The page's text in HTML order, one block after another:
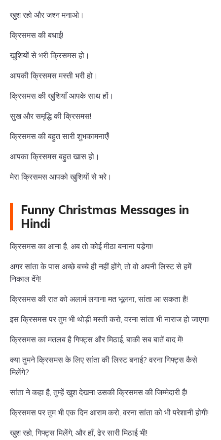
खुश रहो और जश्न मनाओ।
क्रिसमस की बधाई!
खुशियों से भरी क्रिसमस हो।
आपकी क्रिसमस मस्ती भरी हो।
क्रिसमस की खुशियाँ आपके साथ हों।
सुख और समृद्धि की क्रिसमस!
क्रिसमस की बहुत सारी शुभकामनाएँ!
आपका क्रिसमस बहुत खास हो।
मेरा क्रिसमस आपको खुशियों से भरे।
Funny Christmas Messages in
Hindi
क्रिसमस का आना है, अब तो कोई मीठा बनाना पडे़गा!
अगर सांता के पास अच्छे बच्चे ही नहीं होंगे, तो वो अपनी लिस्ट से हमें
निकाल देंगे!
क्रिसमस की रात को अलार्म लगाना मत भूलना, सांता आ सकता है!
इस क्रिसमस पर तुम भी थोड़ी मस्ती करो, वरना सांता भी नाराज हो जाएगा!
क्रिसमस का मतलब है गिफ्ट्स और मिठाई, बाकी सब बातें बाद में!
क्या तुमने क्रिसमस के लिए सांता की लिस्ट बनाई? वरना गिफ्ट्स कैसे
मिलेंगे?
सांता ने कहा है, तुम्हें खुश देखना उसकी क्रिसमस की जिम्मेदारी है!
क्रिसमस पर तुम भी एक दिन आराम करो, वरना सांता को भी परेशानी होगी!
खुश रहो, गिफ्ट्स मिलेंगे, और हाँ, ढेर सारी मिठाई भी!